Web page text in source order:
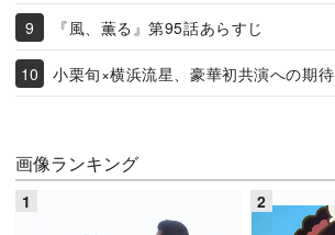
『風、薫る』第95話あらすじ
小栗旬×横浜流星、豪華初共演への期待
画像ランキング